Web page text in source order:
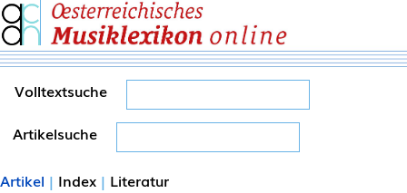
Volltextsuche
Artikelsuche
Artikel | Index | Literatur